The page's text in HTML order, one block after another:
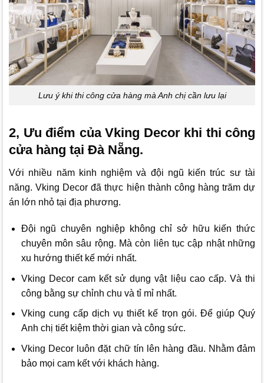
Lưu ý khi thi công cửa hàng mà Anh chị cần lưu lại
2, Ưu điểm của Vking Decor khi thi công
cửa hàng tại Đà Nẵng.
Với nhiều năm kinh nghiệm và đội ngũ kiến trúc sư tài
năng.Vking Decor đã thực hiện thành công hàng trăm dự
án lớn nhỏ tại địa phương.
Đội ngũ chuyên nghiệp không chỉ sở hữu kiến thức
chuyên môn sâu rộng. Mà còn liên tục cập nhật những
xu hướng thiết kế mới nhất.
Vking Decorcam kết sử dụng vật liệu cao cấp. Và thi
công bằng sự chỉnh chu và tỉ mỉ nhất.
Vking cung cấp dịch vụ thiết kế trọn gói. Để giúp Quý
Anh chị tiết kiệm thời gian và công sức.
Vking Decor luôn đặt chữ tín lên hàng đầu. Nhằm đảm
bảo mọi cam kết với khách hàng.